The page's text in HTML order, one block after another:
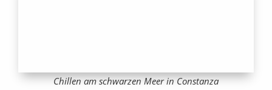
Chillen am schwarzen Meer in Constanza